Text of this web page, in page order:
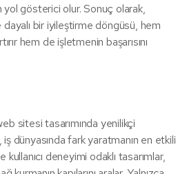
yol gösterici olur. Sonuç olarak,
dayalı bir iyileştirme döngüsü, hem
hem de işletmenin başarısını
sitesi tasarımında yenilikçi
dünyasında fark yaratmanın en etkili
kullanıcı deneyimi odaklı tasarımlar,